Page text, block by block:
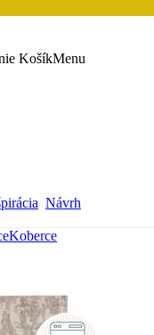
KošíkMenu
Návrh
Koberce